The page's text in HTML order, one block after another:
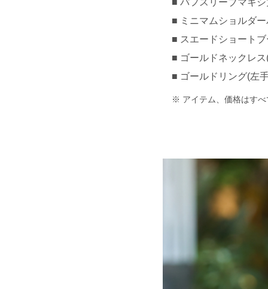
パフスリーブマキ
ミニマムショルダ
スエードショート
ゴールドネックレ
ゴールドリング(左
アイテム、価格はす